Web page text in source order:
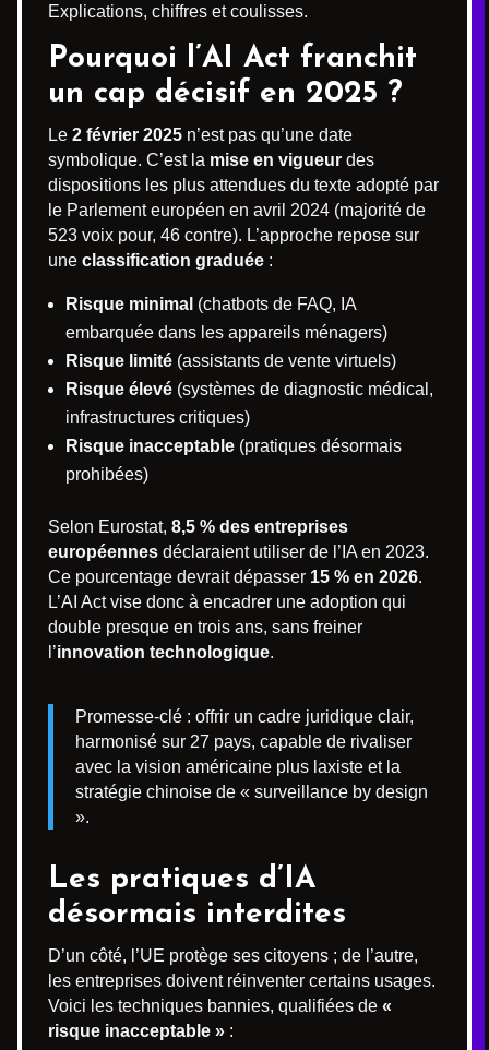
Explications, chiffres et coulisses.
Pourquoi l’AI Act franchit
un cap décisif en 2025 ?
Le 2 février 2025 n’est pas qu’une date
symbolique. C’est la mise en vigueur des
dispositions les plus attendues du texte adopté par
le Parlement européen en avril 2024 (majorité de
523 voix pour, 46 contre). L’approche repose sur
une classification graduée :
Risque minimal (chatbots de FAQ, IA
embarquée dans les appareils ménagers)
Risque limité (assistants de vente virtuels)
Risque élevé (systèmes de diagnostic médical,
infrastructures critiques)
Risque inacceptable (pratiques désormais
prohibées)
Selon Eurostat, 8,5 % des entreprises
européennes déclaraient utiliser de l’IA en 2023.
Ce pourcentage devrait dépasser 15 % en 2026.
L’AI Act vise donc à encadrer une adoption qui
double presque en trois ans, sans freiner
l’innovation technologique.
Promesse-clé : offrir un cadre juridique clair,
harmonisé sur 27 pays, capable de rivaliser
avec la vision américaine plus laxiste et la
stratégie chinoise de « surveillance by design
».
Les pratiques d’IA
désormais interdites
D’un côté, l’UE protège ses citoyens ; de l’autre,
les entreprises doivent réinventer certains usages.
Voici les techniques bannies, qualifiées de «
risque inacceptable » :